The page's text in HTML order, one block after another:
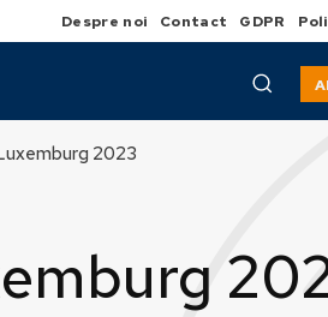
Despre noi Contact GDPR
2023